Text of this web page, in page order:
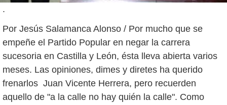
.
Por Jesús Salamanca Alonso / Por mucho que se
empeñe el Partido Popular en negar la carrera
sucesoria en Castilla y León, ésta lleva abierta varios
meses. Las opiniones, dimes y diretes ha querido
frenarlos Juan Vicente Herrera, pero recuerden
aquello de "a la calle no hay quién la calle". Como